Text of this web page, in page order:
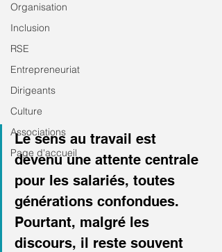
Organisation
Inclusion
RSE
Entrepreneuriat
Dirigeants
Culture
Associations
Page d'accueil
Le sens au travail est
devenu une attente centrale
pour les salariés, toutes
générations confondues.
Pourtant, malgré les
discours, il reste souvent